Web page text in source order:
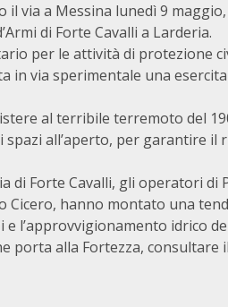
il via a Messina lunedì 9
di Forte Cavalli a Larderia.
per le attività di protezione
in via sperimentale una
al terribile terremoto del
all’aperto, per garantire il
di Forte Cavalli, gli operatori di
Cicero, hanno montato una
l’approvvigionamento idrico
porta alla Fortezza, consultare il